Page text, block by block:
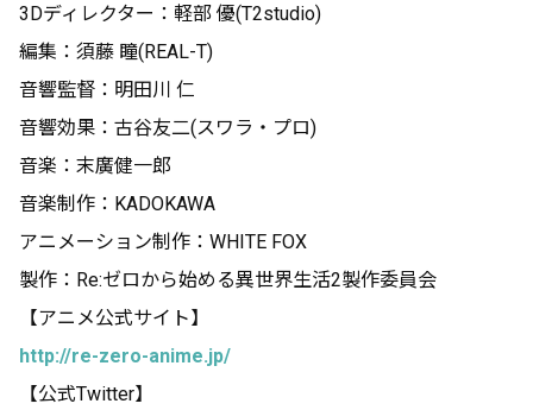
3Dディレクター：軽部 優(T2studio)
編集：須藤 瞳(REAL-T)
音響監督：明田川 仁
音響効果：古谷友二(スワラ・プロ)
音楽：末廣健一郎
音楽制作：KADOKAWA
アニメーション制作：WHITE FOX
製作：Re:ゼロから始める異世界生活2製作委員会
【アニメ公式サイト】
http://re-zero-anime.jp/
【公式Twitter】